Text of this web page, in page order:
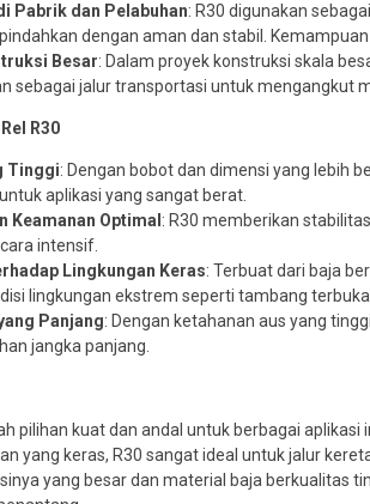
Pabrik dan Pelabuhan: R30 digunakan
dengan aman dan stabil.
Besar: Dalam proyek konstruksi skala
sebagai jalur transportasi untuk mengangkut
R30
Tinggi: Dengan bobot dan dimensi yang lebih
aplikasi yang sangat berat.
Keamanan Optimal : R30 memberikan
intensif.
Lingkungan Keras: Terbuat dari baja
lingkungan ekstrem seperti tambang
Panjang: Dengan ketahanan aus yang
jangka panjang.
pilihan kuat dan andal untuk berbagai
yang keras, R30 sangat ideal untuk jalur
yang besar dan material baja berkualitas